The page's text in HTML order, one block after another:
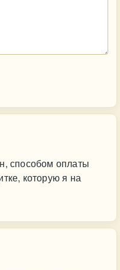
способом оплаты
которую я на